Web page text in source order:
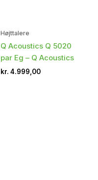
Højttalere
Q Acoustics Q 5020
par Eg – Q Acoustics
kr. 4.999,00